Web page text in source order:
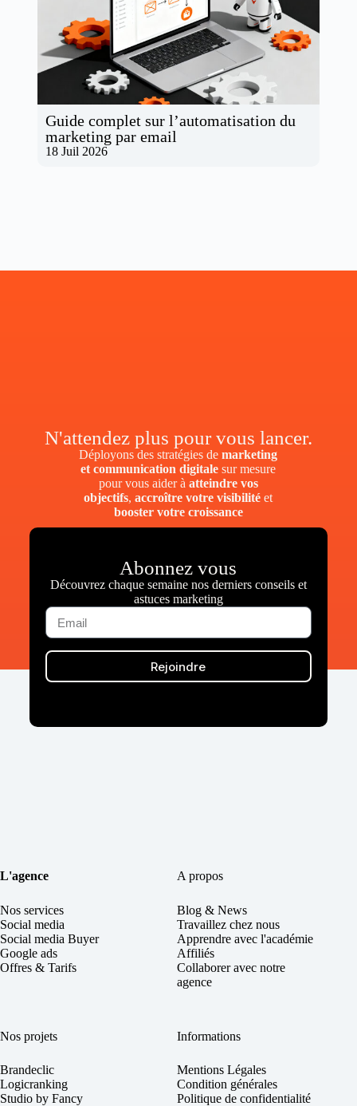
Guide complet sur l’automatisation du
marketing par email
18 Juil 2026
N'attendez plus pour vous lancer.
Déployons des stratégies demarketing
et communication digitale sur mesure
pour vous aider à atteindre vos
objectifs,accroître votre visibilité et
booster votre croissance
Abonnez vous
Découvrez chaque semaine nos derniers conseils et
astuces marketing
Rejoindre
L'agence
Nos services
Social media
Social media Buyer
Google ads
Offres & Tarifs
A propos
Blog & News
Travaillez chez nous
Apprendre avec l'académie
Affiliés
Collaborer avec notre
agence
Nos projets
Brandeclic
Logicranking
Studio by Fancy
Informations
Mentions Légales
Condition générales
Politique de confidentialité